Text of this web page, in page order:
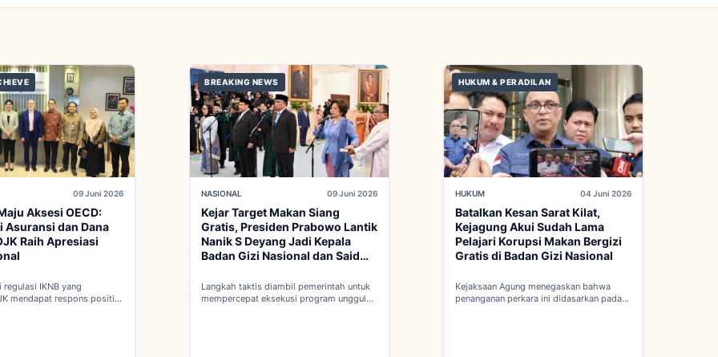
09 Juni 2026
Aksesi OECD:
Asuransi dan Dana
Raih Apresiasi
regulasi IKNB yang
mendapat respons positif
BREAKING NEWS
NASIONAL 09 Juni 2026
Kejar Target Makan Siang
Gratis, Presiden Prabowo Lantik
Nanik S Deyang Jadi Kepala
Badan Gizi Nasional dan Said
Langkah taktis diambil pemerintah untuk
mempercepat eksekusi program unggulan
HUKUM & PERADILAN
HUKUM 04 Juni 2026
Batalkan Kesan Sarat Kilat,
Kejagung Akui Sudah Lama
Pelajari Korupsi Makan Bergizi
Gratis di Badan Gizi Nasional
Kejaksaan Agung menegaskan bahwa
penanganan perkara ini didasarkan pada